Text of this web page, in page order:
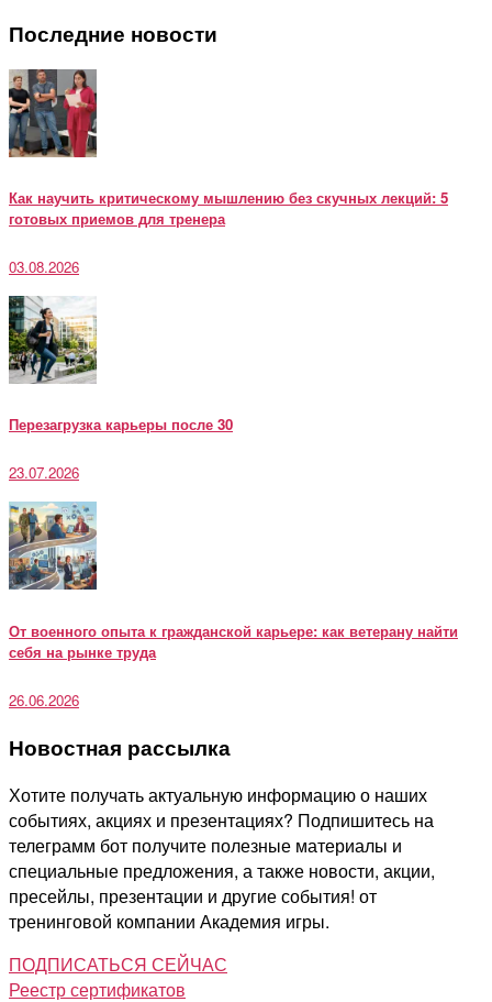
Последние новости
Как научить критическому мышлению без скучных лекций: 5
готовых приемов для тренера
03.08.2026
Перезагрузка карьеры после 30
23.07.2026
От военного опыта к гражданской карьере: как ветерану найти
себя на рынке труда
26.06.2026
Новостная рассылка
Хотите получать актуальную информацию о наших
событиях, акциях и презентациях? Подпишитесь на
телеграмм бот получите полезные материалы и
специальные предложения, а также новости, акции,
пресейлы, презентации и другие события! от
тренинговой компании Академия игры.
ПОДПИСАТЬСЯ СЕЙЧАС
Реестр сертификатов